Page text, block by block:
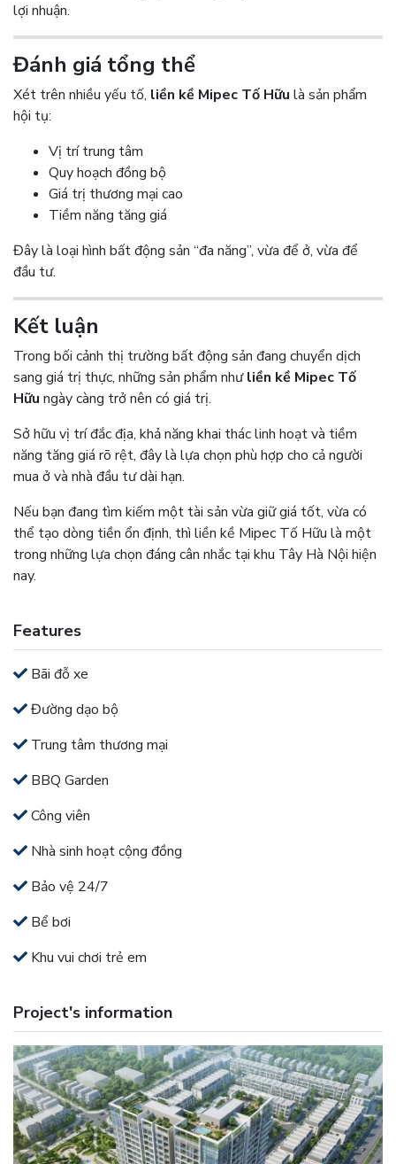
lợi nhuận.
Đánh giá tổng thể
Xét trên nhiều yếu tố, liền kề Mipec Tố Hữu là sản phẩm
hội tụ:
Vị trí trung tâm
Quy hoạch đồng bộ
Giá trị thương mại cao
Tiềm năng tăng giá
Đây là loại hình bất động sản “đa năng”, vừa để ở, vừa để
đầu tư.
Kết luận
Trong bối cảnh thị trường bất động sản đang chuyển dịch
sang giá trị thực, những sản phẩm nhưliền kề Mipec Tố
Hữu ngày càng trở nên có giá trị.
Sở hữu vị trí đắc địa, khả năng khai thác linh hoạt và tiềm
năng tăng giá rõ rệt, đây là lựa chọn phù hợp cho cả người
mua ở và nhà đầu tư dài hạn.
Nếu bạn đang tìm kiếm một tài sản vừa giữ giá tốt, vừa có
thể tạo dòng tiền ổn định, thì liền kề Mipec Tố Hữu là một
trong những lựa chọn đáng cân nhắc tại khu Tây Hà Nội hiện
nay.
Features
Bãi đỗ xe
Đường dạo bộ
Trung tâm thương mại
BBQ Garden
Công viên
Nhà sinh hoạt cộng đồng
Bảo vệ 24/7
Bể bơi
Khu vui chơi trẻ em
Project's information